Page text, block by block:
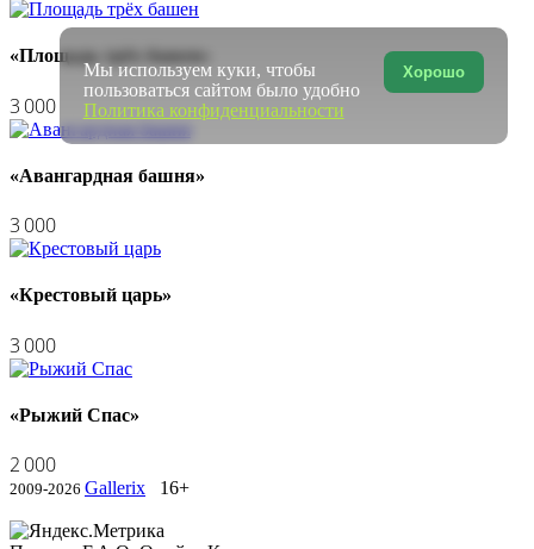
«Площадь трёх башен»
3 000
«Авангардная башня»
3 000
«Крестовый царь»
3 000
«Рыжий Спас»
2 000
2009-2026 Gallerix 16+
Хорошо
Мы используем куки, чтобы
пользоваться сайтом было удобно
Политика конфиденциальности